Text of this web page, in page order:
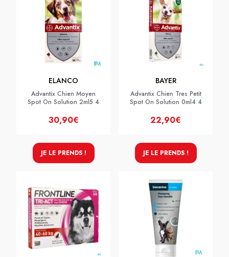
ELANCO
Advantix Chien Moyen
Spot On Solution 2ml5 4
30,90€
JE LE PRENDS !
BAYER
Advantix Chien Tres Petit
Spot On Solution 0ml4 4
22,90€
JE LE PRENDS !